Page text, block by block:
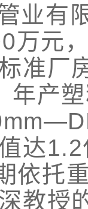
业有
万元
准厂
年产
达
依托
教授